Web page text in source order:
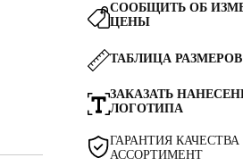
СООБЩИТЬ ОБ
ЦЕНЫ
ТАБЛИЦА РАЗМЕРОВ
ЗАКАЗАТЬ
ЛОГОТИПА
ГАРАНТИЯ
АССОРТИМЕНТ